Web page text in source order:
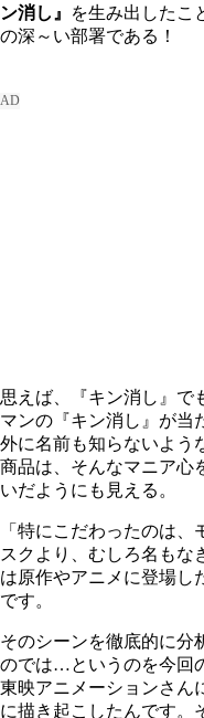
ン消し』
を生み出したこ
の深～い部署である！
思えば、『キン消し』
マンの『キン消し』が当
外に名前も知らないよう
商品は、そんなマニア心
いだようにも見える。
「特にこだわったのは
スクより、むしろ名もな
は原作やアニメに登場し
です。
そのシーンを徹底的に分
のでは…というのを今回
東映アニメーションさん
に描き起こしたんです。